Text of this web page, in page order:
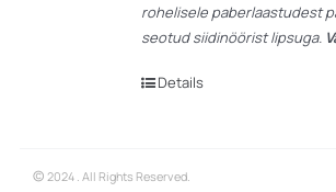
rohelisele paberlaastudest
seotud siidinöörist lipsuga.
Details
© 2024 . All Rights Reserved.